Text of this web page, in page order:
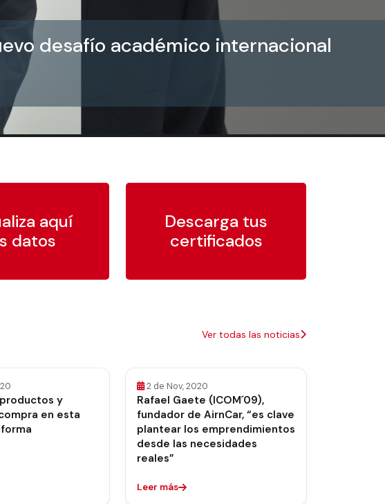
desafío académico internacional
aquí
datos
Descarga tus
certificados
Ver todas las noticias
y
en esta
2 de Nov, 2020
Rafael Gaete (ICOM´09),
fundador de AirnCar, “es clave
plantear los emprendimientos
desde las necesidades
reales”
Leer más